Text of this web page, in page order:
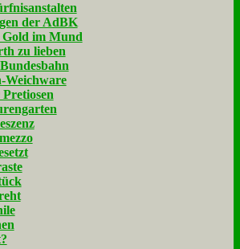
der AdBK
im Mund
zu lieben
Weichware